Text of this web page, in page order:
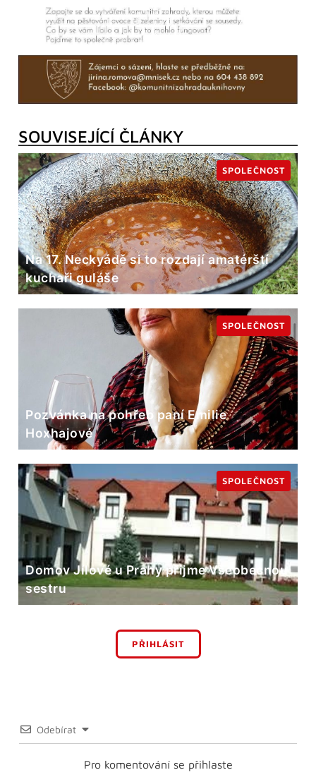
SOUVISEJÍCÍ ČLÁNKY
Na 17. Neckyádě si to rozdají amatérští
kuchaři guláše
SPOLEČNOST
Pozvánka na pohřeb paní Emilie
Hoxhajové
SPOLEČNOST
Domov Jílové u Prahy přijme Všeobecnou
sestru
SPOLEČNOST
PŘIHLÁSIT
Odebírat
Pro komentování se přihlaste